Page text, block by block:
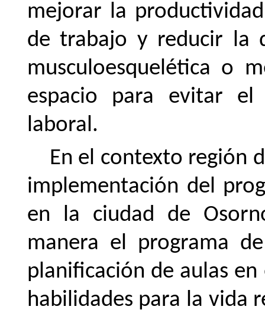
mejorar la
de trabajo y reducir la
musculoesquelética o
espacio para evitar
laboral.
En el contexto región
implementación del
en la ciudad de
manera el programa
planificación de aulas en
habilidades para la vida